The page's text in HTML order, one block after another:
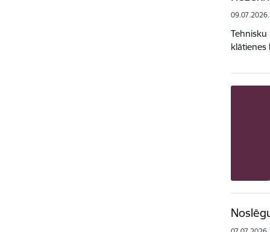
09.07.2026.